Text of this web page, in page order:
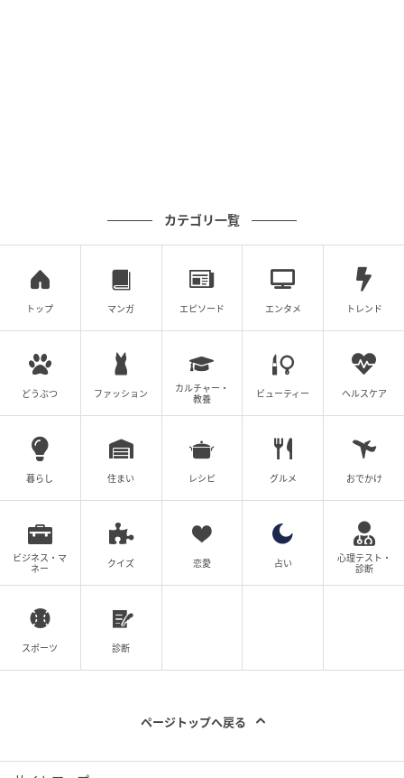
カテゴリ一覧
トップ マンガ エピソード エンタメ トレンド
どうぶつ ファッション
カルチャー・
教養
ビューティー ヘルスケア
暮らし 住まい レシピ グルメ おでかけ
ビジネス・マ
ネー
クイズ 恋愛 占い
心理テスト・
診断
スポーツ 診断
ページトップへ戻る